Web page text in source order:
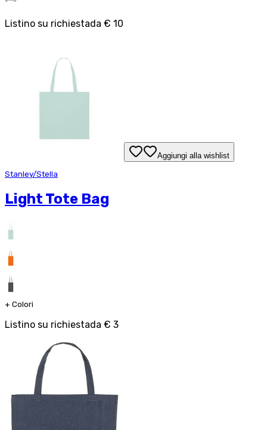
Listino su richiestada € 10
Aggiungi alla wishlist
Stanley/Stella
Light Tote Bag
+ Colori
Listino su richiestada € 3